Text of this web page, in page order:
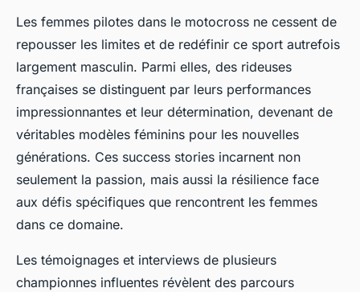
Les femmes pilotes dans le motocross ne cessent de
repousser les limites et de redéfinir ce sport autrefois
largement masculin. Parmi elles, des rideuses
françaises se distinguent par leurs performances
impressionnantes et leur détermination, devenant de
véritables modèles féminins pour les nouvelles
générations. Ces success stories incarnent non
seulement la passion, mais aussi la résilience face
aux défis spécifiques que rencontrent les femmes
dans ce domaine.
Les témoignages et interviews de plusieurs
championnes influentes révèlent des parcours